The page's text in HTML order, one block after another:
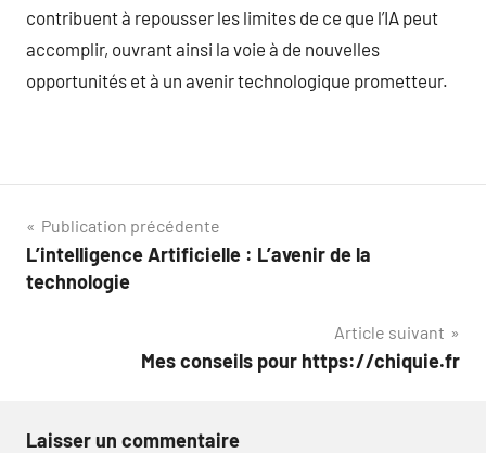
contribuent à repousser les limites de ce que l’IA peut
accomplir, ouvrant ainsi la voie à de nouvelles
opportunités et à un avenir technologique prometteur.
Navigation
de
Publication précédente
L’intelligence Artificielle : L’avenir de la
technologie
Article suivant
Mes conseils pour https://chiquie.fr
Laisser un commentaire